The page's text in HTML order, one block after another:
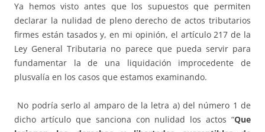
Ya hemos visto antes que los supuestos que permiten
declarar la nulidad de pleno derecho de actos tributarios
firmes están tasados y, en mi opinión, el artículo 217 de la
Ley General Tributaria no parece que pueda servir para
fundamentar la de una liquidación improcedente de
plusvalía en los casos que estamos examinando.
No podría serlo al amparo de la letra a) del número 1 de
dicho artículo que sanciona con nulidad los actos “Que